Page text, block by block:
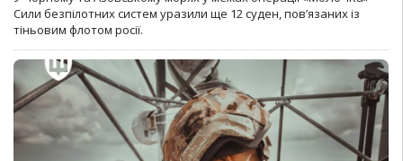
Сили безпілотних систем уразили ще 12 суден, пов’язаних із
тіньовим флотом росії.